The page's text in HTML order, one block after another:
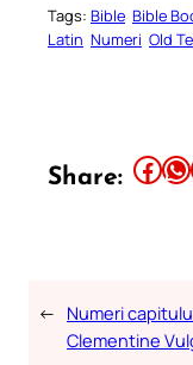
Tags: Bible Bible
Latin Numeri Old
Share: Share this article on Facebook Share this article on WhatsApp
← Numeri
Clementine